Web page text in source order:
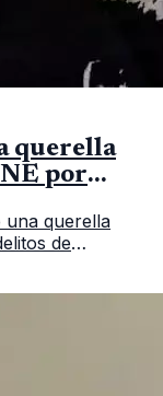
querella
por
una querella
de